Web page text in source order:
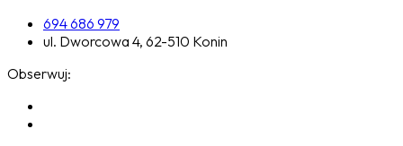
694 686 979
ul. Dworcowa 4, 62-510 Konin
Obserwuj: